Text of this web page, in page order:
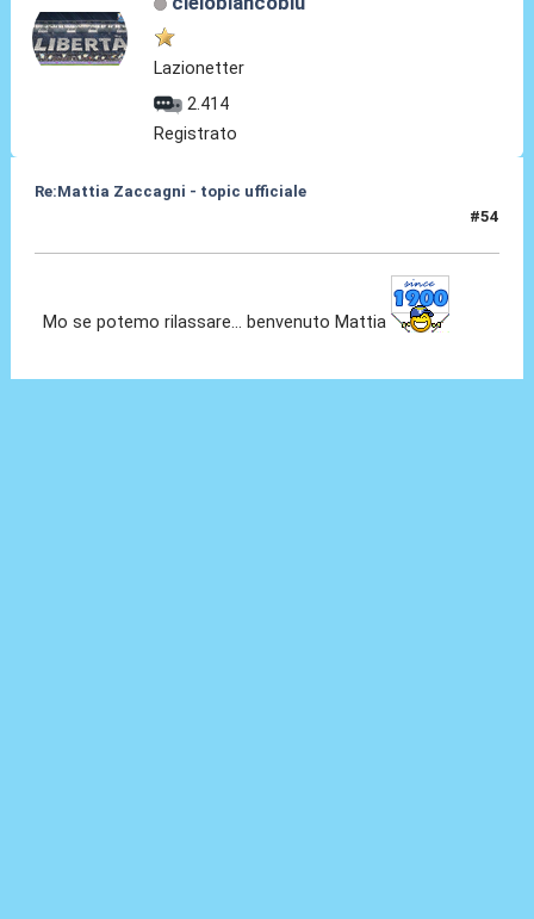
Lazionetter
2.414
Registrato
Re:Mattia Zaccagni - topic ufficiale
#54
Mo se potemo rilassare... benvenuto Mattia